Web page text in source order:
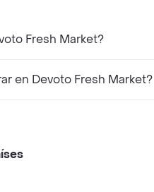
Fresh Market?
en Devoto Fresh Market?